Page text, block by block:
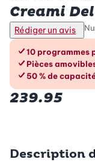
Creami
Rédiger un avis
Les
10 programmes
Pièces
50 % de
239.95
Description